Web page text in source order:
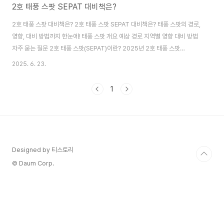
2호 태풍 스팟 SEPAT 대비책은?
2호 태풍 스팟 대비책은? 2호 태풍 스팟 SEPAT 대비책은? 태풍 스팟의 경로,
영향, 대비 방법까지 한눈에! 태풍 스팟 개요 예상 경로 지역별 영향 대비 방법
자주 묻는 질문 2호 태풍 스팟(SEPAT)이란? 2025년 2호 태풍 스팟
(SEPAT)은 북서태평양에서 발생한 열대저기압으로, 말레이시아에서 제출한
필리핀 동쪽 해상에서 열대저압부로 시작하여 빠르게 발달하며 태풍으로 승격
2025. 6. 23.
1
Designed by 티스토리
© Daum Corp.